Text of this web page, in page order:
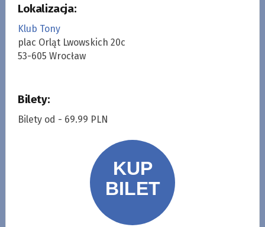
Lokalizacja:
Klub Tony
plac Orląt Lwowskich 20c
53-605 Wrocław
Bilety:
Bilety od - 69.99 PLN